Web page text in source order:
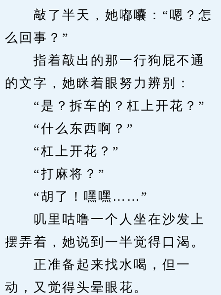
敲了半天，她嘟囔：“嗯？怎
么回事？”
指着敲出的那一行狗屁不通
的文字，她眯着眼努力辨别：
“是？拆车的？杠上开花？”
“什么东西啊？”
“杠上开花？”
“打麻将？”
“胡了！嘿嘿……”
叽里咕噜一个人坐在沙发上
摆弄着，她说到一半觉得口渴。
正准备起来找水喝，但一
动，又觉得头晕眼花。